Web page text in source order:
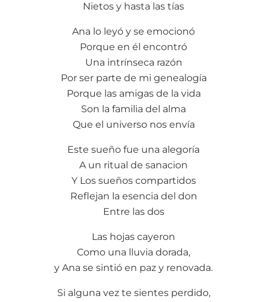
Nietos y hasta las tías
Ana lo leyó y se emocionó
Porque en él encontró
Una intrínseca razón
Por ser parte de mi genealogía
Porque las amigas de la vida
Son la familia del alma
Que el universo nos envía
Este sueño fue una alegoría
A un ritual de sanacion
Y Los sueños compartidos
Reflejan la esencia del don
Entre las dos
Las hojas cayeron
Como una lluvia dorada,
y Ana se sintió en paz y renovada.
Si alguna vez te sientes perdido,